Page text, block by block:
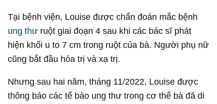
Tại bệnh viện, Louise được chẩn đoán mắc bệnh
ung thư ruột giai đoạn 4 sau khi các bác sĩ phát
hiện khối u to 7 cm trong ruột của bà. Người phụ nữ
cũng bắt đầu hóa trị và xạ trị.
Nhưng sau hai năm, tháng 11/2022, Louise được
thông báo các tế bào ung thư trong cơ thể bà đã di